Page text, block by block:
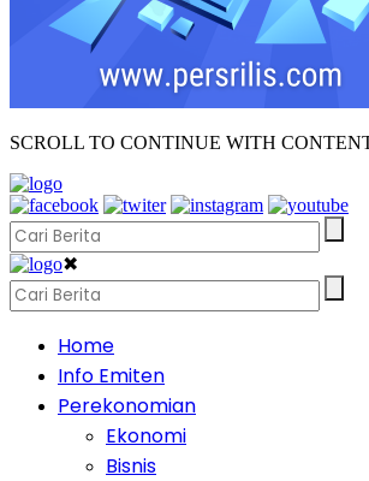
SCROLL TO CONTINUE WITH
✖
Home
Info Emiten
Perekonomian
Ekonomi
Bisnis